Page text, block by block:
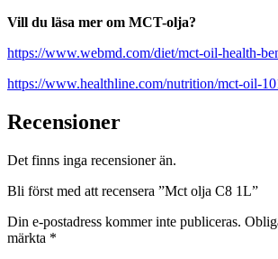
Vill du läsa mer om MCT-olja?
https://www.webmd.com/diet/mct-oil-health-
https://www.healthline.com/nutrition/mct-oil-
Recensioner
Det finns inga recensioner än.
Bli först med att recensera ”Mct olja C8 1L”
Din e-postadress kommer inte publiceras.
märkta *